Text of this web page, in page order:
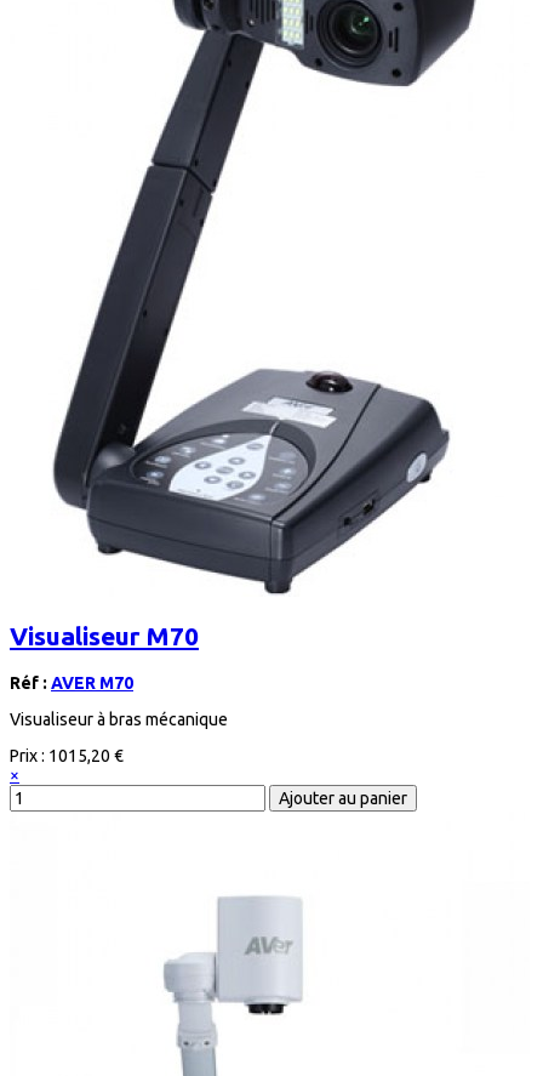
Visualiseur M70
Réf : AVER M70
Visualiseur à bras mécanique
Prix : 1015,20 €
×